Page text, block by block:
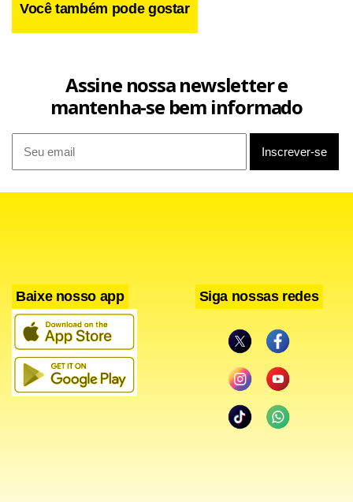
Você também pode gostar
Assine nossa newsletter e
mantenha-se bem informado
Baixe nosso app Siga nossas redes